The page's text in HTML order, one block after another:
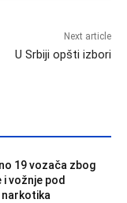
Next article
U Srbiji opšti izbori
19 vozača zbog
vožnje pod